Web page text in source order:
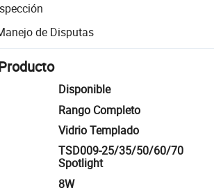
opcional para controles de calidad y
de Disputas
asistida por la plataforma, incluyendo
Disponible
Rango Completo
Vidrio Templado
TSD009-25/35/50/60/70
Spotlight
8W